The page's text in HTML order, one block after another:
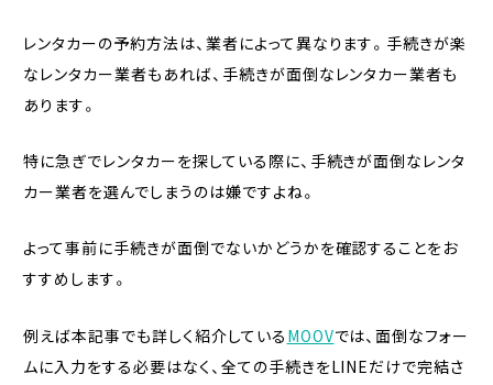
レンタカーの予約方法は、業者によって異なります。手続きが楽
なレンタカー業者もあれば、手続きが面倒なレンタカー業者も
あります。
特に急ぎでレンタカーを探している際に、手続きが面倒なレンタ
カー業者を選んでしまうのは嫌ですよね。
よって事前に手続きが面倒でないかどうかを確認することをお
すすめします。
例えば本記事でも詳しく紹介している MOOVでは、面倒なフォー
ムに入力をする必要はなく、全ての手続きをLINEだけで完結さ